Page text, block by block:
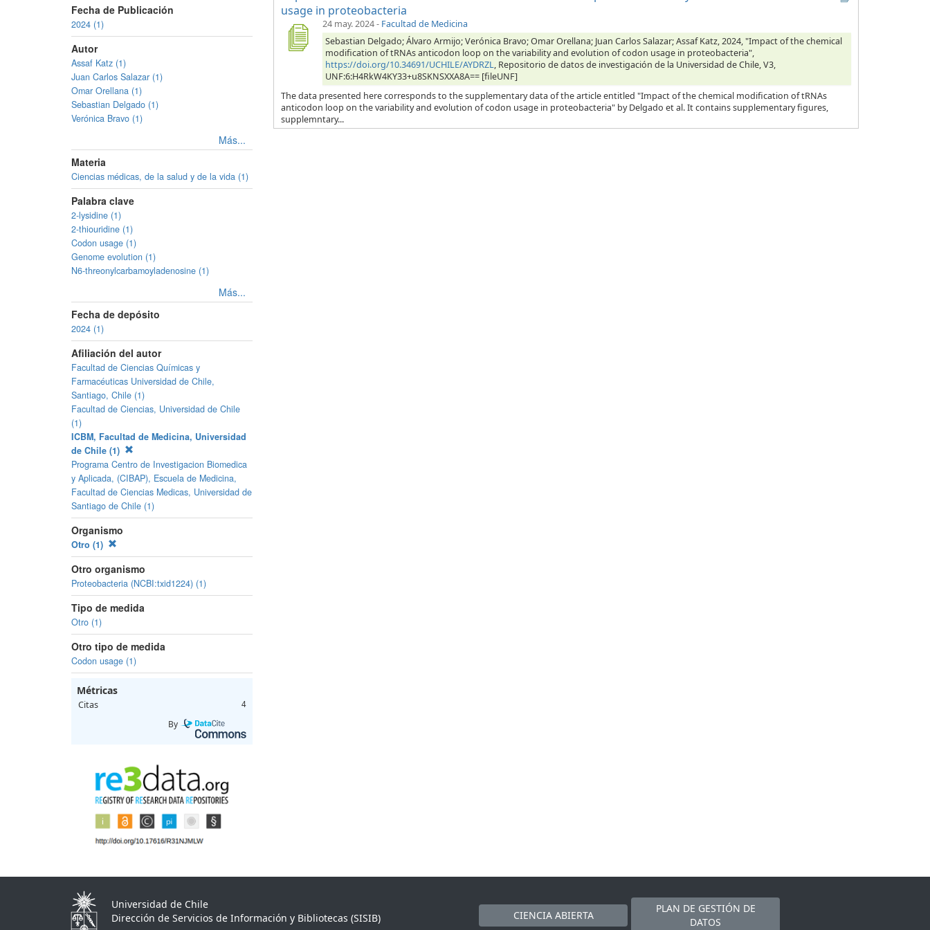
Fecha de Publicación
2024 (1)
Autor
Assaf Katz (1)
Juan Carlos Salazar (1)
Omar Orellana (1)
Sebastian Delgado (1)
Verónica Bravo (1)
Más...
Materia
Ciencias médicas, de la salud y de la vida (1)
Palabra clave
2-lysidine (1)
2-thiouridine (1)
Codon usage (1)
Genome evolution (1)
N6-threonylcarbamoyladenosine (1)
Más...
Fecha de depósito
2024 (1)
Afiliación del autor
Facultad de Ciencias Químicas y
Farmacéuticas Universidad de Chile,
Santiago, Chile (1)
Facultad de Ciencias, Universidad de Chile
(1)
ICBM, Facultad de Medicina, Universidad
de Chile (1)
Programa Centro de Investigacion Biomedica
y Aplicada, (CIBAP), Escuela de Medicina,
Facultad de Ciencias Medicas, Universidad de
Santiago de Chile (1)
Organismo
Otro (1)
Otro organismo
Proteobacteria (NCBI:txid1224) (1)
Tipo de medida
Otro (1)
Otro tipo de medida
Codon usage (1)
Métricas
Citas 4
By
usage in proteobacteria
24 may. 2024- Facultad de Medicina
Sebastian Delgado; Álvaro Armijo; Verónica Bravo; Omar Orellana; Juan Carlos Salazar; Assaf Katz, 2024, "Impact of the chemical
modification of tRNAs anticodon loop on the variability and evolution of codon usage in proteobacteria",
https://doi.org/10.34691/UCHILE/AYDRZL, Repositorio de datos de investigación de la Universidad de Chile, V3,
UNF:6:H4RkW4KY33+u8SKNSXXA8A== [fileUNF]
The data presented here corresponds to the supplementary data of the article entitled "Impact of the chemical modification of tRNAs
anticodon loop on the variability and evolution of codon usage in proteobacteria" by Delgado et al. It contains supplementary figures,
supplemntary...
Universidad de Chile
Dirección de Servicios de Información y Bibliotecas (SISIB)
CIENCIA ABIERTA
PLAN DE GESTIÓN DE
DATOS